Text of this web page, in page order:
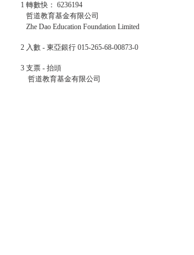
1 轉數快： 6236194
哲道教育基金有限公司
Zhe Dao Education Foundation Limited
2 入數 - 東亞銀行 015-265-68-00873-0
3 支票 - 抬頭
哲道教育基金有限公司